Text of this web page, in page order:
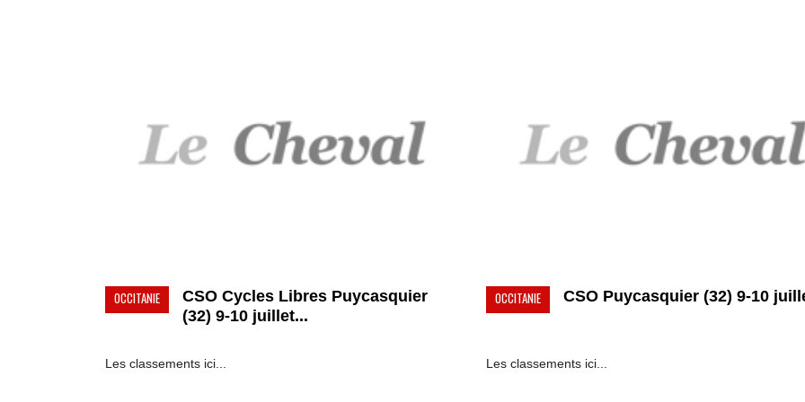
OCCITANIE
CSO Cycles Libres Puycasquier
(32) 9-10 juillet...
Les classements ici...
OCCITANIE CSO Puycasquier (32) 9-10
Les classements ici...